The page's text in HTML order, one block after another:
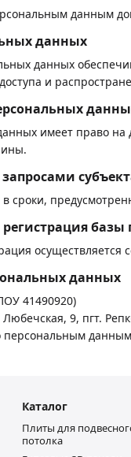
данным
данных
данных
и
имеет право
в сроки,
регистрация
данных
41490920)
9, пгт.
персональным
Каталог
Плиты для
потолка